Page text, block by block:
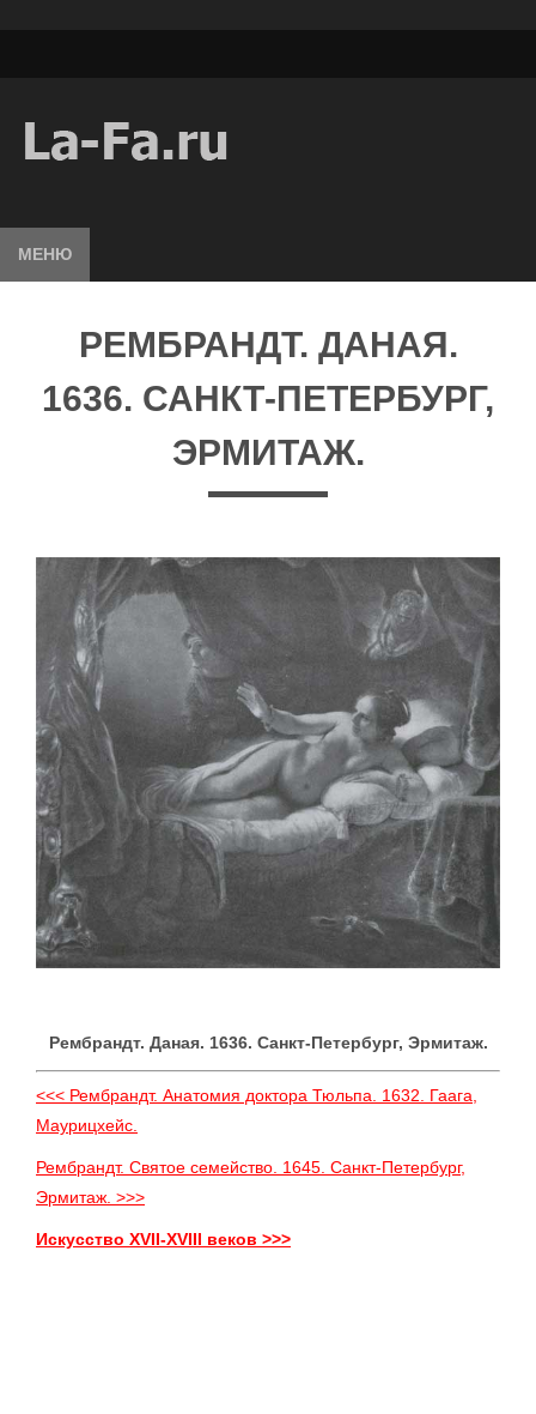
МЕНЮ
РЕМБРАНДТ. ДАНАЯ.
1636. САНКТ-ПЕТЕРБУРГ,
ЭРМИТАЖ.
Рембрандт. Даная. 1636. Санкт-Петербург, Эрмитаж.
<<< Рембрандт. Анатомия доктора Тюльпа. 1632. Гаага,
Маурицхейс.
Рембрандт. Святое семейство. 1645. Санкт-Петербург,
Эрмитаж. >>>
Искусство XVII-XVIII веков >>>